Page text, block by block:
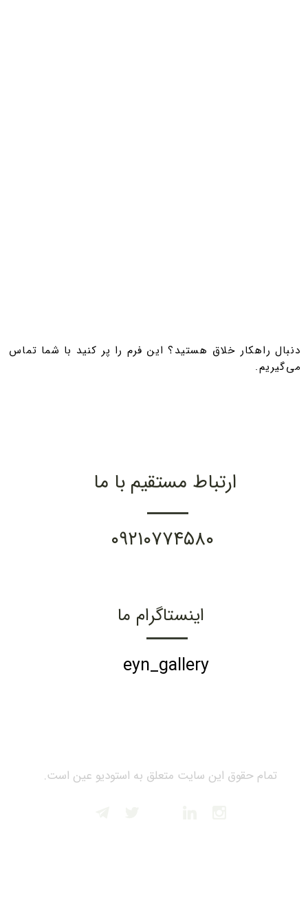
​​​دنبال راهکار خلاق هستید؟ این فرم را پر کنید با شما تماس
می‌گیریم.
تمام حقوق این سایت متعلق به استودیو عین است.
ارتباط مستقیم با ما
۰۹۲۱۰۷۷۴۵۸۰
اینستاگرام ما
eyn_gallery